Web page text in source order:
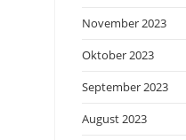
November 2023
Oktober 2023
September 2023
August 2023